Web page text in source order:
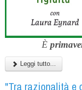
È
Leggi tutto...
"Tra razionalità e